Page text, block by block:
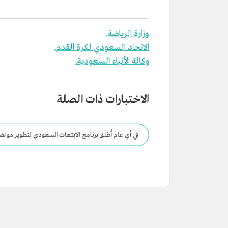
وزارة الرياضة.
الاتحاد السعودي لكرة القدم.
وكالة الأنباء السعودية.
الاختبارات ذات الصلة
في أي عام أُطلق برنامج الابتعاث السعودي لتطوير